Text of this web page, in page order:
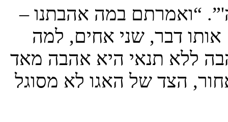
“ואמרתם במה אהבתנו –
דבר, שני אחים, למה
ללא תנאי היא אהבה מאד
הצד של האגו לא מסוגל